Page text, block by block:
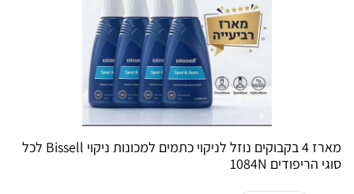
מארז 4 בקבוקים נוזל לניקוי כתמים למכונות ניקוי Bissell לכל
סוגי הריפודים 1084N